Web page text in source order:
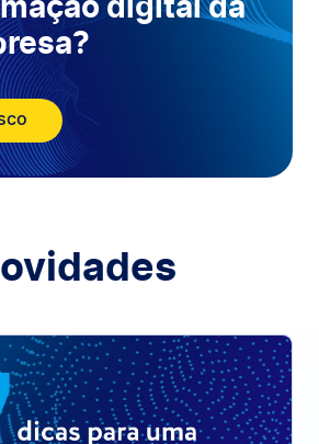
digital da